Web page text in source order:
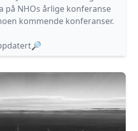
på NHOs årlige konferanse
kommende konferanser.
🔎